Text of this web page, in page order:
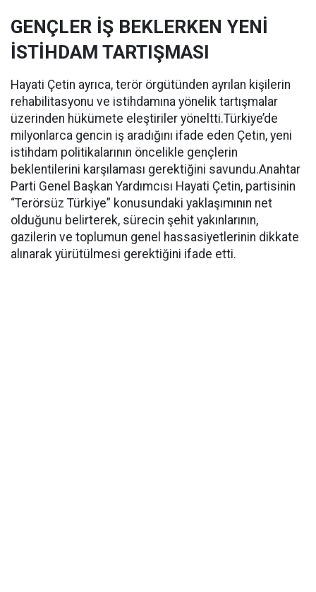
GENÇLER İŞ BEKLERKEN YENİ
İSTİHDAM TARTIŞMASI
Hayati Çetin ayrıca, terör örgütünden ayrılan kişilerin
rehabilitasyonu ve istihdamına yönelik tartışmalar
üzerinden hükümete eleştiriler yöneltti.Türkiye’de
milyonlarca gencin iş aradığını ifade eden Çetin, yeni
istihdam politikalarının öncelikle gençlerin
beklentilerini karşılaması gerektiğini savundu.Anahtar
Parti Genel Başkan Yardımcısı Hayati Çetin, partisinin
“Terörsüz Türkiye” konusundaki yaklaşımının net
olduğunu belirterek, sürecin şehit yakınlarının,
gazilerin ve toplumun genel hassasiyetlerinin dikkate
alınarak yürütülmesi gerektiğini ifade etti.